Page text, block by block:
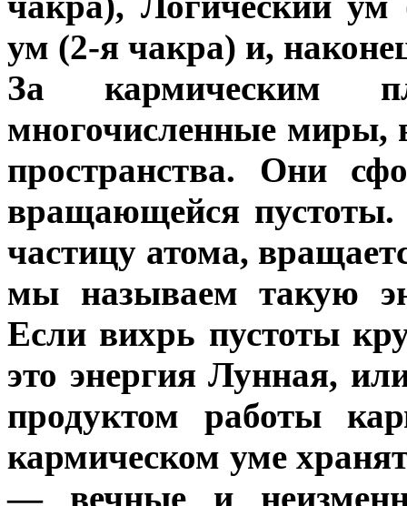
ум (2-я чакра) и,
За кармическим
многочисленные миры,
пространства. Они
вращающейся пустоты.
частицу атома,
мы называем такую
Если вихрь пустоты
это энергия Лунная,
продуктом работы
кармическом уме
— вечные и